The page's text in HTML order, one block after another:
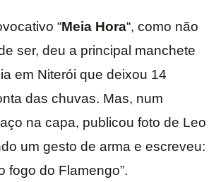
“Meia Hora“, como não
ser, deu a principal manchete
em Niterói que deixou 14
das chuvas. Mas, num
na capa, publicou foto de Leo
um gesto de arma e escreveu:
fogo do Flamengo”.